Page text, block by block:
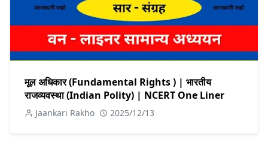
मूल अधिकार (Fundamental Rights ) | भारतीय
राजव्यवस्था (Indian Polity) | NCERT One Liner
Jaankari Rakho 2025/12/13